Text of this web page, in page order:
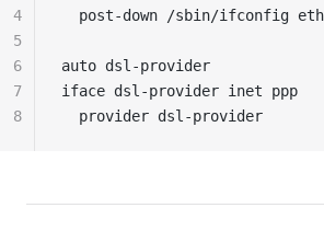
post-down /sbin/ifconfig
auto dsl-provider
iface dsl-provider inet ppp
  provider dsl-provider
4
5
6
7
8